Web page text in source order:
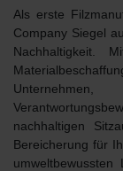
Als erste
Company Siegel
Nachhaltigkeit .
nachhaltigen
Bereicherung für